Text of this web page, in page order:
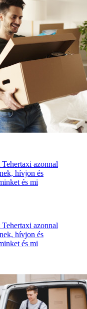
azonnal
hívjon és
és mi
azonnal
hívjon és
és mi